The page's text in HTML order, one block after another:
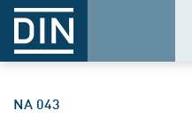
NA 043